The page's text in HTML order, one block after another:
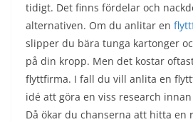
tidigt. Det finns fördelar och
alternativen. Om du anlitar en
slipper du bära tunga kartonger
på din kropp. Men det kostar
flyttfirma. I fall du vill anlita en
idé att göra en viss research
Då ökar du chanserna att hitta en